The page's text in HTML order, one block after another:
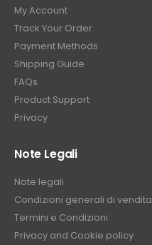
My Account
Track Your Order
Payment Methods
Shipping Guide
FAQs
Product Support
Privacy
Note Legali
Note legali
Condizioni generali di vendita
Termini e Condizioni
Privacy and Cookie policy